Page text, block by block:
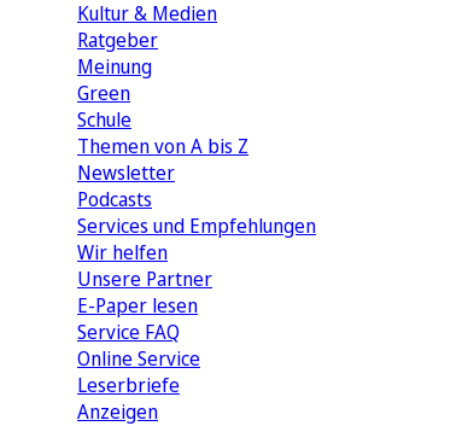
Kultur & Medien
Ratgeber
Meinung
Green
Schule
Themen von A bis Z
Newsletter
Podcasts
Services und Empfehlungen
Wir helfen
Unsere Partner
E-Paper lesen
Service FAQ
Online Service
Leserbriefe
Anzeigen